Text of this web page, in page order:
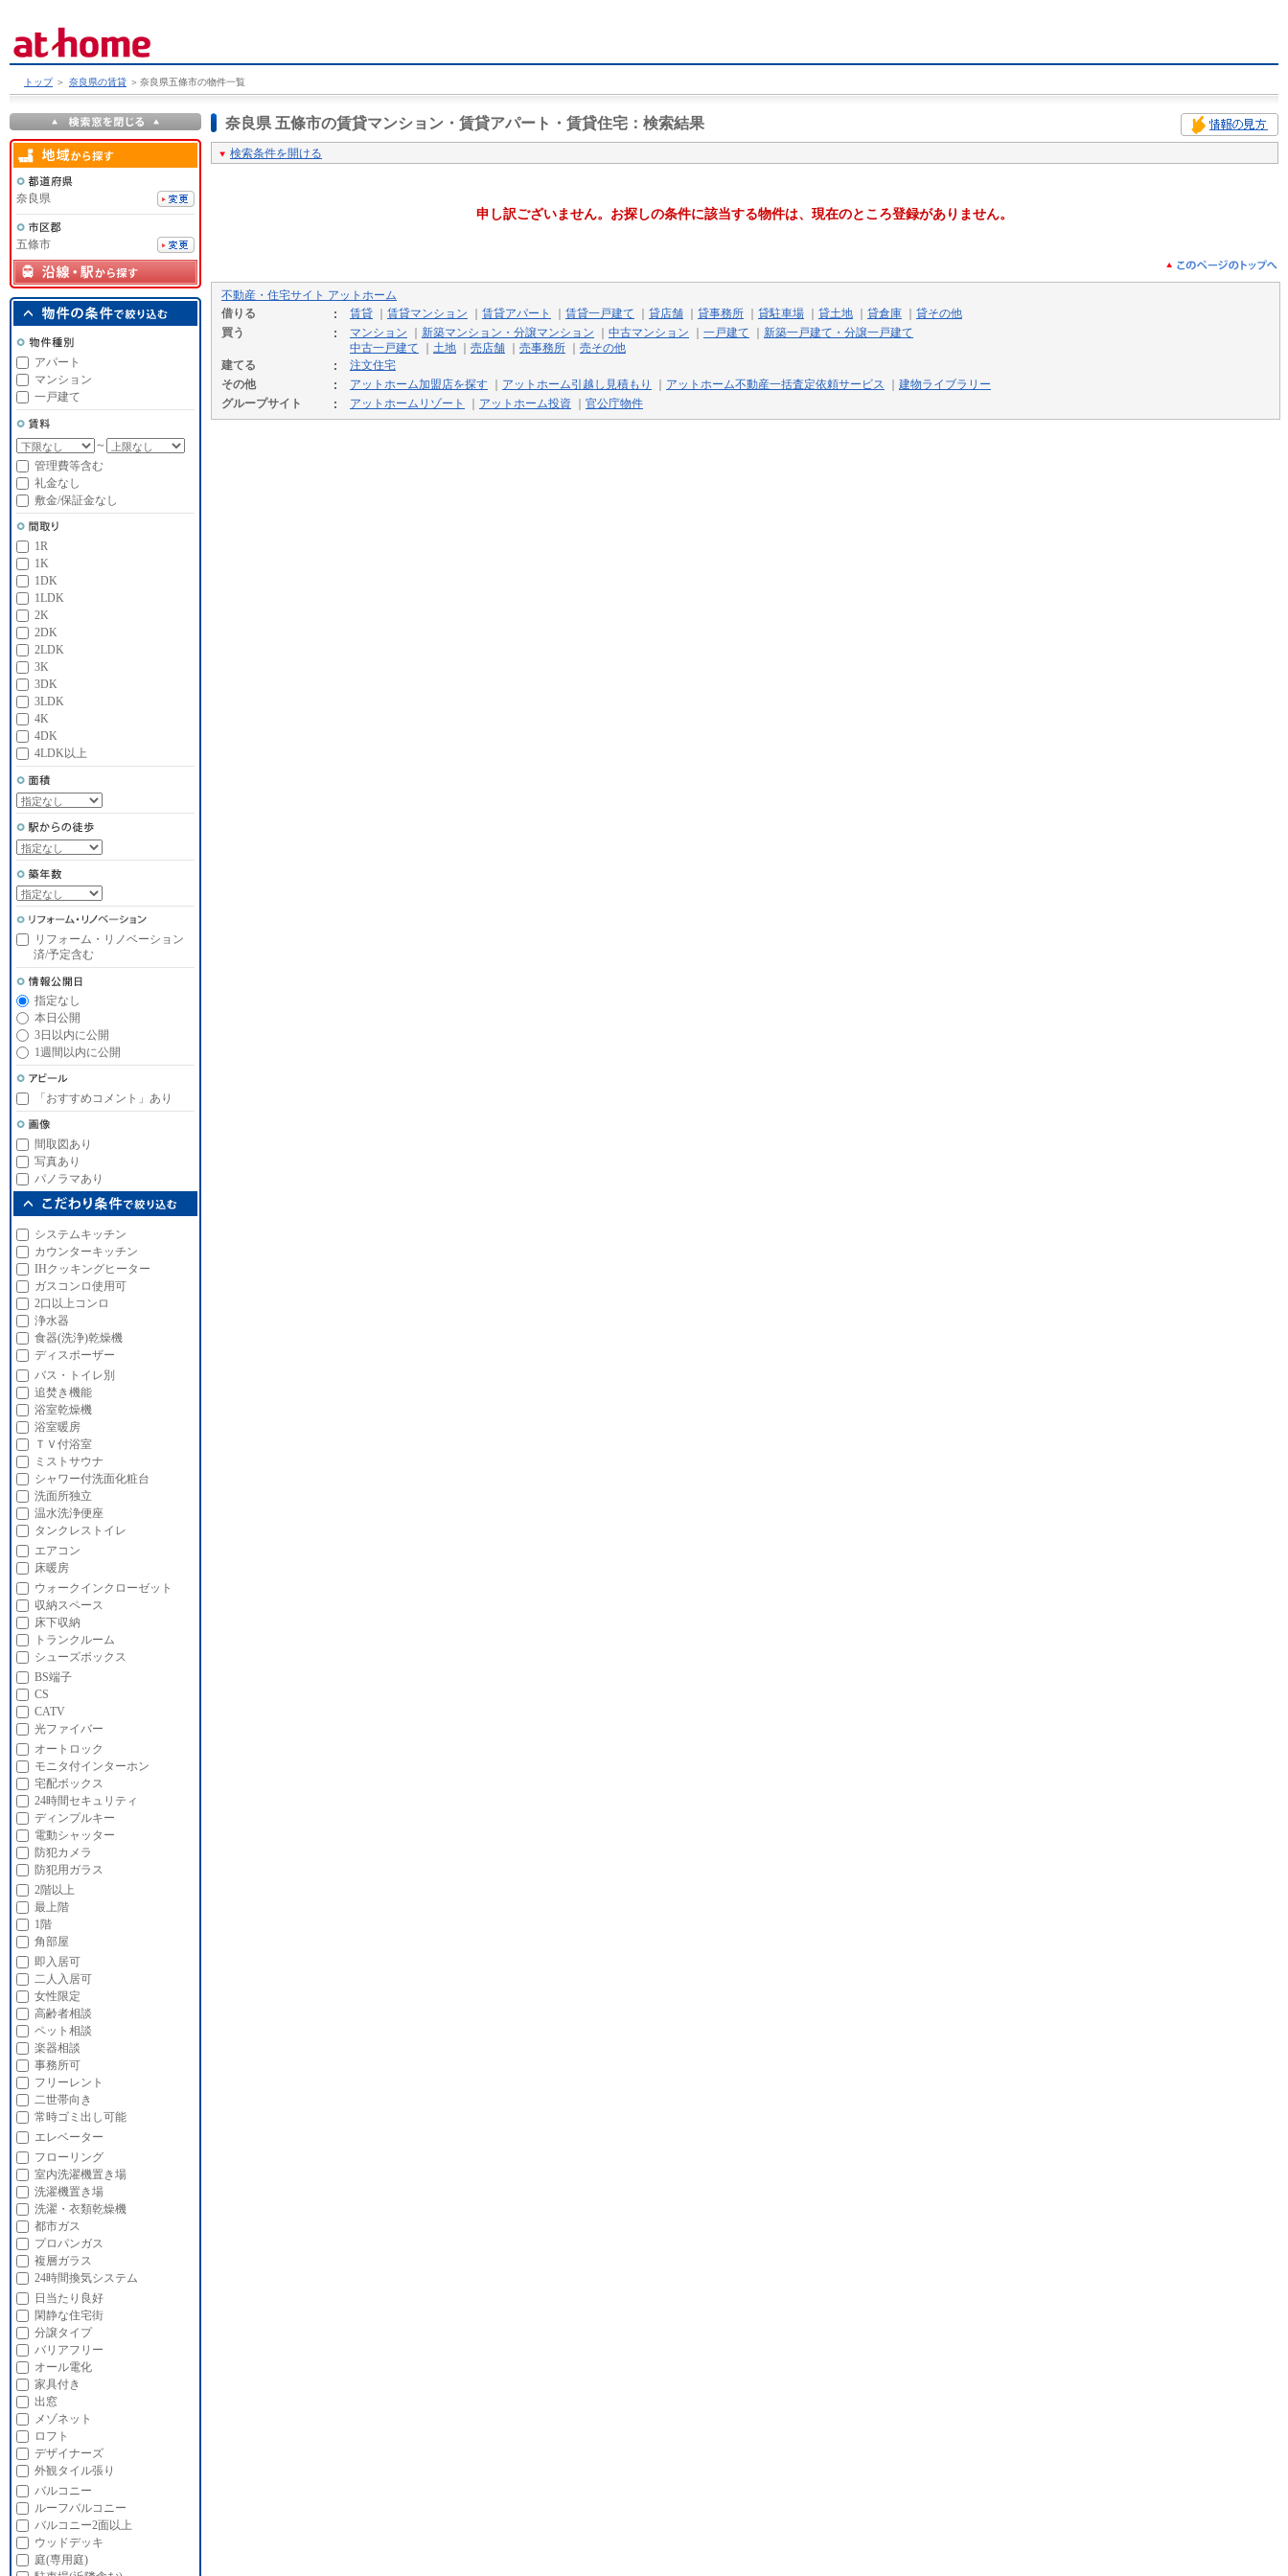
トップ ＞ 奈良県の賃貸 ＞ 奈良県五條市の物件一覧
奈良県 五條市の賃貸マンション・賃貸アパート・賃貸住宅 ：検索結果
検索条件を開ける
申し訳ございません。お探しの条件に該当する物件は、現在のところ登録がありません。
不動産・住宅サイト アットホーム
借りる
賃貸 賃貸マンション 賃貸アパート 賃貸一戸建て 貸店舗 貸事務所 貸駐車場 貸土地 貸倉庫
貸その他
買う
マンション 新築マンション・分譲マンション 中古マンション 一戸建て
新築一戸建て・分譲一戸建て
中古一戸建て
土地 売店舗 売事務所
売その他
建てる
注文住宅
その他
アットホーム加盟店を探す アットホーム引越し見積もり アットホーム不動産一括査定依頼サービス
建物ライブラリー
グループサイト
アットホームリゾート アットホーム投資 官公庁物件
奈良県
五條市
アパート
マンション
一戸建て
～
管理費等含む
礼金なし
敷金/保証金なし
1R
1K
1DK
1LDK
2K
2DK
2LDK
3K
3DK
3LDK
4K
4DK
4LDK以上
リフォーム・リノベーション
済/予定含む
指定なし
本日公開
3日以内に公開
1週間以内に公開
「おすすめコメント」あり
間取図あり
写真あり
パノラマあり
システムキッチン
カウンターキッチン
IHクッキングヒーター
ガスコンロ使用可
2口以上コンロ
浄水器
食器(洗浄)乾燥機
ディスポーザー
バス・トイレ別
追焚き機能
浴室乾燥機
浴室暖房
ＴＶ付浴室
ミストサウナ
シャワー付洗面化粧台
洗面所独立
温水洗浄便座
タンクレストイレ
エアコン
床暖房
ウォークインクローゼット
収納スペース
床下収納
トランクルーム
シューズボックス
BS端子
CS
CATV
光ファイバー
オートロック
モニタ付インターホン
宅配ボックス
24時間セキュリティ
ディンプルキー
電動シャッター
防犯カメラ
防犯用ガラス
2階以上
最上階
1階
角部屋
即入居可
二人入居可
女性限定
高齢者相談
ペット相談
楽器相談
事務所可
フリーレント
二世帯向き
常時ゴミ出し可能
エレベーター
フローリング
室内洗濯機置き場
洗濯機置き場
洗濯・衣類乾燥機
都市ガス
プロパンガス
複層ガラス
24時間換気システム
日当たり良好
閑静な住宅街
分譲タイプ
バリアフリー
オール電化
家具付き
出窓
メゾネット
ロフト
デザイナーズ
外観タイル張り
バルコニー
ルーフバルコニー
バルコニー2面以上
ウッドデッキ
庭(専用庭)